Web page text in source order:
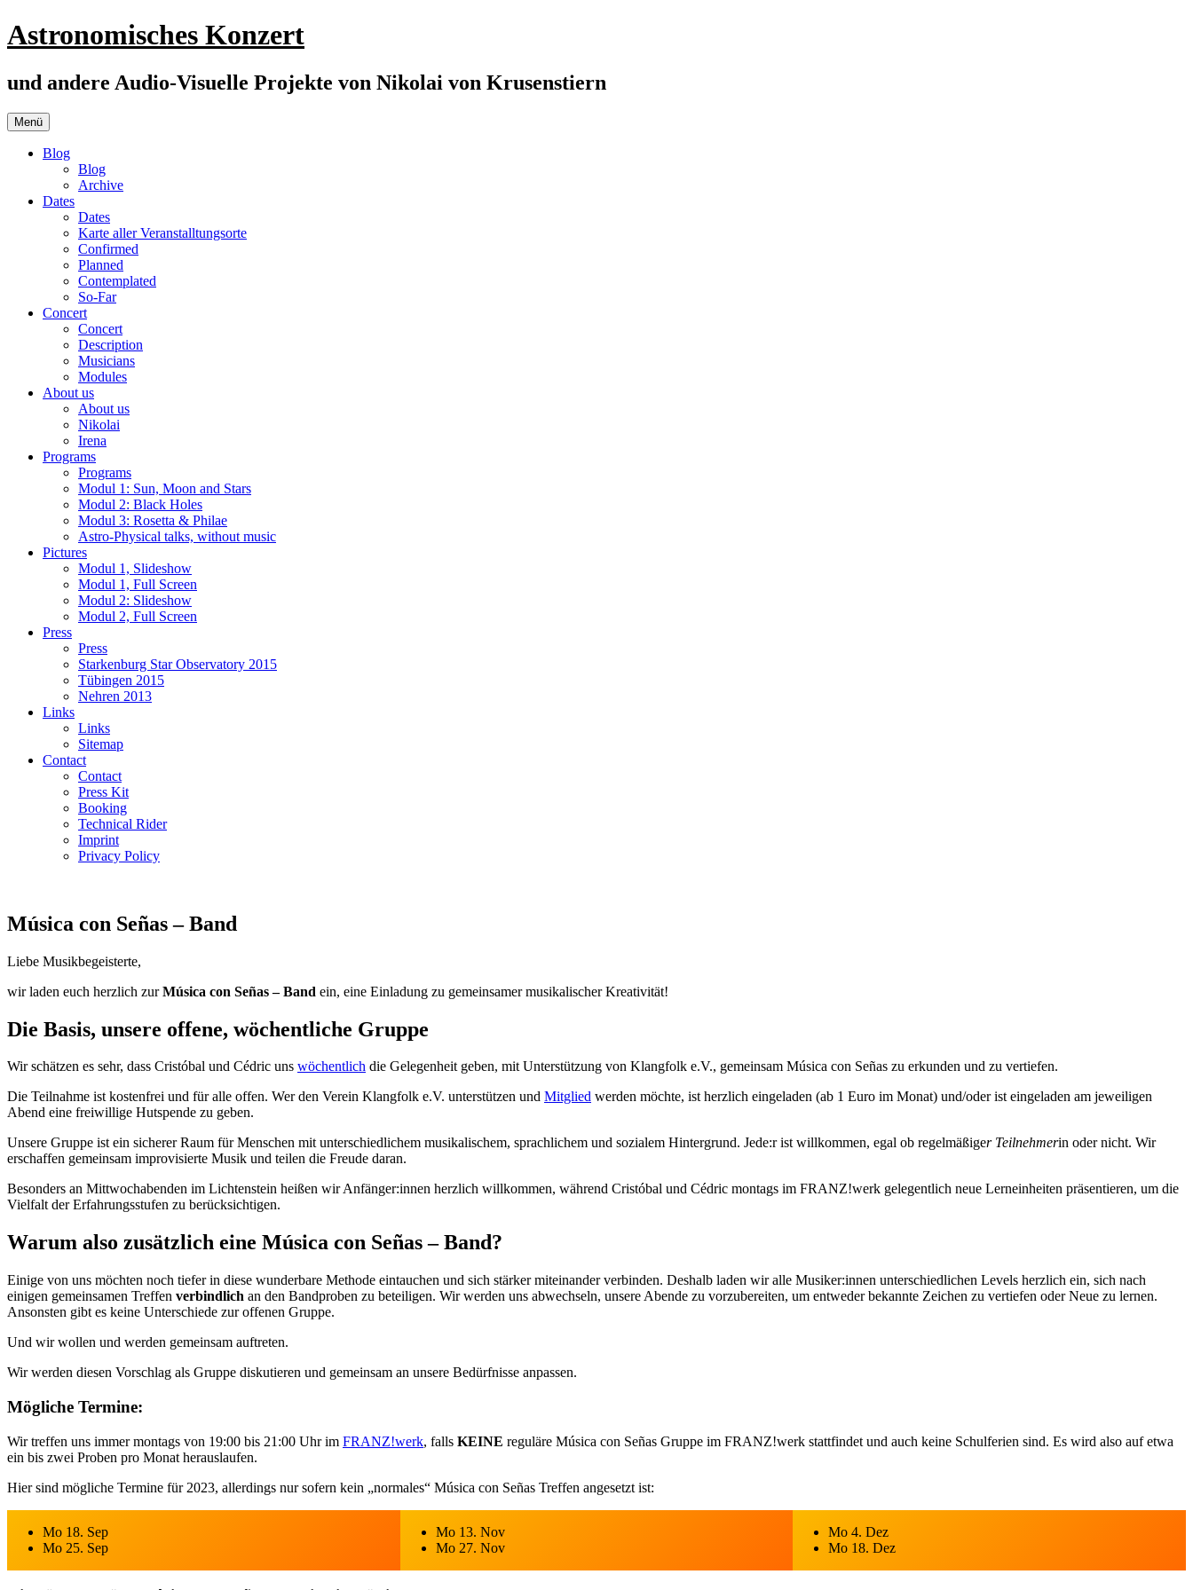
Zum
Inhalt
Astronomisches Konzert
und andere Audio-Visuelle Projekte von Nikolai von Krusenstiern
Menü
Blog
Blog
Archive
Dates
Dates
Karte aller Veranstalltungsorte
Confirmed
Planned
Contemplated
So-Far
Concert
Concert
Description
Musicians
Modules
About us
About us
Nikolai
Irena
Programs
Programs
Modul 1: Sun, Moon and Stars
Modul 2: Black Holes
Modul 3: Rosetta & Philae
Astro-Physical talks, without music
Pictures
Modul 1, Slideshow
Modul 1, Full Screen
Modul 2: Slideshow
Modul 2, Full Screen
Press
Press
Starkenburg Star Observatory 2015
Tübingen 2015
Nehren 2013
Links
Links
Sitemap
Contact
Contact
Press Kit
Booking
Technical Rider
Imprint
Privacy Policy
Música con Señas – Band
Liebe Musikbegeisterte,
wir laden euch herzlich zurMúsica con Señas – Band ein, eine Einladung zu gemeinsamer musikalischer Kreativität!
Die Basis, unsere offene, wöchentliche Gruppe
Wir schätzen es sehr, dass Cristóbal und Cédric uns wöchentlich die Gelegenheit geben, mit Unterstützung von Klangfolk e.V., gemeinsam Música con Señas zu erkunden und zu vertiefen.
Die Teilnahme ist kostenfrei und für alle offen. Wer den Verein Klangfolk e.V. unterstützen und Mitglied werden möchte, ist herzlich eingeladen (ab 1 Euro im Monat) und/oder ist eingeladen am jeweiligen
Abend eine freiwillige Hutspende zu geben.
Unsere Gruppe ist ein sicherer Raum für Menschen mit unterschiedlichem musikalischem, sprachlichem und sozialem Hintergrund. Jede:r ist willkommen, egal ob regelmäßiger Teilnehmerin oder nicht. Wir
erschaffen gemeinsam improvisierte Musik und teilen die Freude daran.
Besonders an Mittwochabenden im Lichtenstein heißen wir Anfänger:innen herzlich willkommen, während Cristóbal und Cédric montags im FRANZ!werk gelegentlich neue Lerneinheiten präsentieren, um die
Vielfalt der Erfahrungsstufen zu berücksichtigen.
Warum also zusätzlich eine Música con Señas – Band?
Einige von uns möchten noch tiefer in diese wunderbare Methode eintauchen und sich stärker miteinander verbinden. Deshalb laden wir alle Musiker:innen unterschiedlichen Levels herzlich ein, sich nach
einigen gemeinsamen Treffen verbindlich an den Bandproben zu beteiligen. Wir werden uns abwechseln, unsere Abende zu vorzubereiten, um entweder bekannte Zeichen zu vertiefen oder Neue zu lernen.
Ansonsten gibt es keine Unterschiede zur offenen Gruppe.
Und wir wollen und werden gemeinsam auftreten.
Wir werden diesen Vorschlag als Gruppe diskutieren und gemeinsam an unsere Bedürfnisse anpassen.
Mögliche Termine:
Wir treffen uns immer montags von 19:00 bis 21:00 Uhr im FRANZ!werk, falls KEINE reguläre Música con Señas Gruppe im FRANZ!werk stattfindet und auch keine Schulferien sind. Es wird also auf etwa
ein bis zwei Proben pro Monat herauslaufen.
Hier sind mögliche Termine für 2023, allerdings nur sofern kein „normales“ Música con Señas Treffen angesetzt ist:
Mo 18. Sep
Mo 25. Sep
Mo 13. Nov
Mo 27. Nov
Mo 4. Dez
Mo 18. Dez